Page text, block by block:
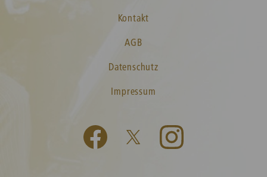
Kontakt
AGB
Datenschutz
Impressum